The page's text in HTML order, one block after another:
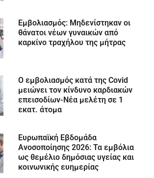
Εμβολιασμός: Μηδενίστηκαν οι
θάνατοι νέων γυναικών από
καρκίνο τραχήλου της μήτρας
Ο εμβολιασμός κατά της Covid
μειώνει τον κίνδυνο καρδιακών
επεισοδίων-Νέα μελέτη σε 1
εκατ. άτομα
Ευρωπαϊκή Εβδομάδα
Ανοσοποίησης 2026: Τα εμβόλια
ως θεμέλιο δημόσιας υγείας και
κοινωνικής ευημερίας